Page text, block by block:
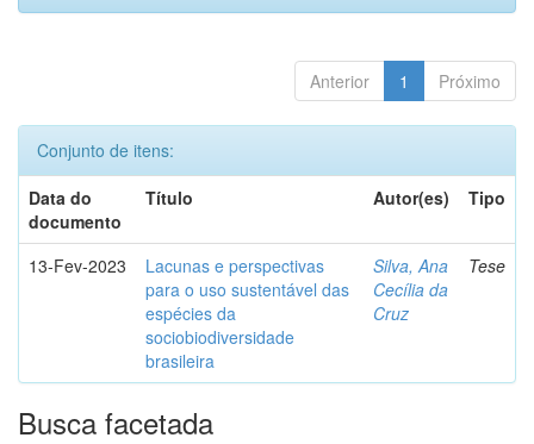
Anterior 1 Próximo
Conjunto de itens:
Data do
documento
Título Autor(es) Tipo
13-Fev-2023
Lacunas e perspectivas
para o uso sustentável das
espécies da
sociobiodiversidade
brasileira
Silva, Ana
Cecília da
Cruz
Tese
Busca facetada